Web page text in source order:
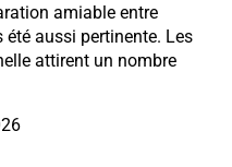
amiable entre
été aussi pertinente. Les
attirent un nombre